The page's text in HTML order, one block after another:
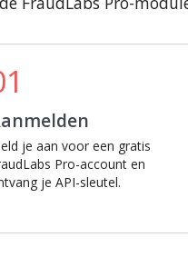
je aan voor een gratis
Pro-account en
je API-sleutel.